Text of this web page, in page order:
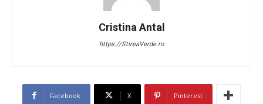
Cristina Antal
https://StireaVerde.ro
Facebook X Pinterest